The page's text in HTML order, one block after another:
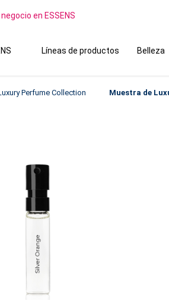
en ESSENS
Líneas de productos Belleza
Perfume Collection Muestra de